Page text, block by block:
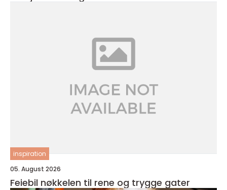
inspiration
05. August 2026
Feiebil nøkkelen til rene og trygge gater